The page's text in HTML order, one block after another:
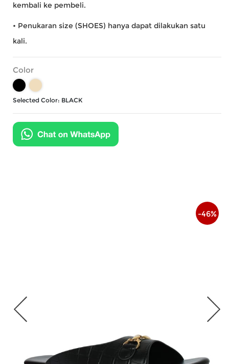
kembali ke pembeli.
• Penukaran size (SHOES) hanya dapat dilakukan satu
kali.
Color
Selected Color: BLACK
-46%